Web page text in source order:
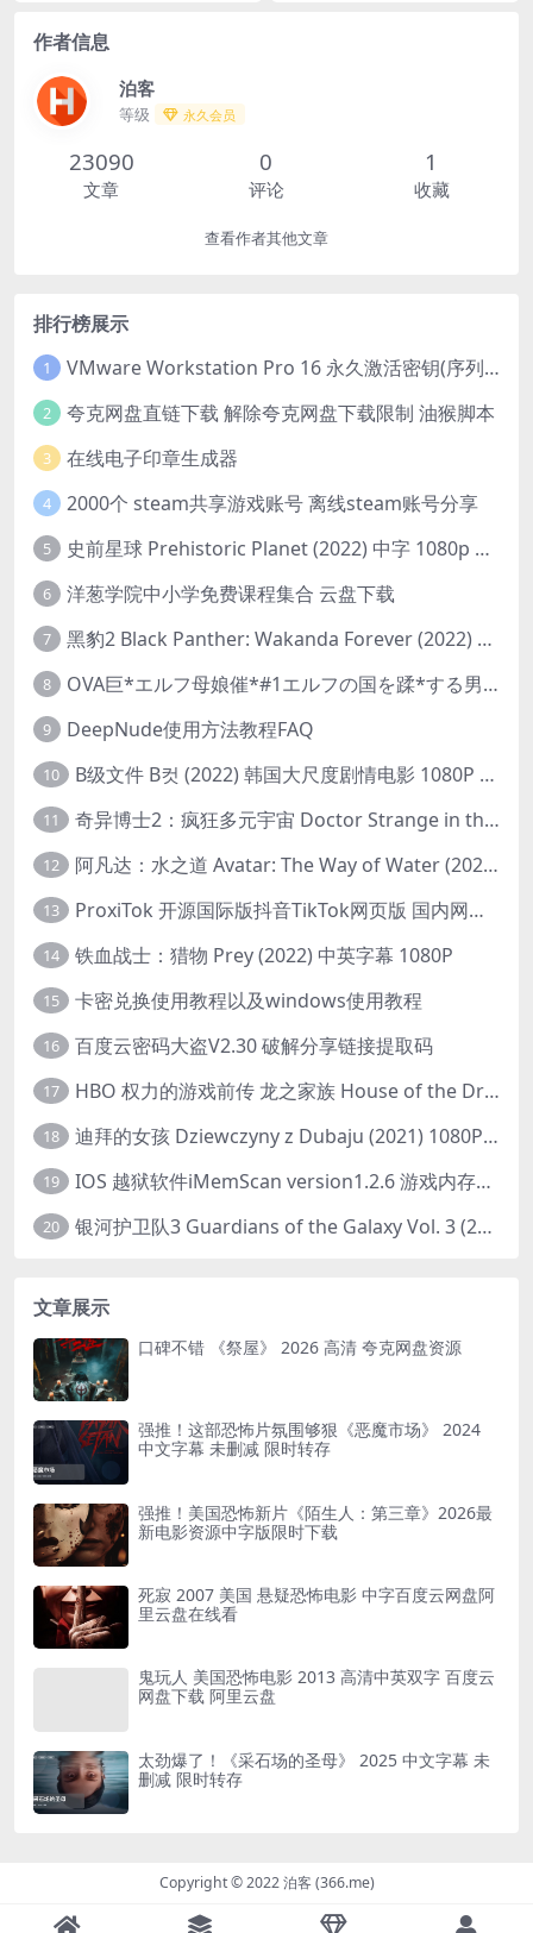
作者信息
泊客
等级 永久会员
23090
文章
0
评论
1
收藏
查看作者其他文章
排行榜展示
1 VMware Workstation Pro 16 永久激活密钥(序列号)
2 夸克网盘直链下载 解除夸克网盘下载限制 油猴脚本
3 在线电子印章生成器
4 2000个 steam共享游戏账号 离线steam账号分享
5 史前星球 Prehistoric Planet (2022) 中字 1080p 高清 阿里云盘 2022.5.27已更新全集
6 洋葱学院中小学免费课程集合 云盘下载
7 黑豹2 Black Panther: Wakanda Forever (2022) 高清版
8 OVA巨*エルフ母娘催*#1エルフの国を蹂*する男。汚された女王と姫
9 DeepNude使用方法教程FAQ
10 B级文件 B컷 (2022) 韩国大尺度剧情电影 1080P 中字
11 奇异博士2：疯狂多元宇宙 Doctor Strange in the Multiverse of Madness (2022) 高清版1080p
12 阿凡达：水之道 Avatar: The Way of Water (2022) 1080p 2k 4k 中文字幕
13 ProxiTok 开源国际版抖音TikTok网页版 国内网络直连
14 铁血战士：猎物 Prey (2022) 中英字幕 1080P
15 卡密兑换使用教程以及windows使用教程
16 百度云密码大盗V2.30 破解分享链接提取码
17 HBO 权力的游戏前传 龙之家族 House of the Dragon (2022) 中字 1080P 更新4集
18 迪拜的女孩 Dziewczyny z Dubaju (2021) 1080P 中字
19 IOS 越狱软件iMemScan version1.2.6 游戏内存修改器
20 银河护卫队3 Guardians of the Galaxy Vol. 3 (2023)4K高清资源1080p只分享精品
文章展示
口碑不错 《祭屋》 2026 高清 夸克网盘资源
强推！这部恐怖片氛围够狠《恶魔市场》 2024
中文字幕 未删减 限时转存
强推！美国恐怖新片《陌生人：第三章》2026最
新电影资源中字版限时下载
死寂 2007 美国 悬疑恐怖电影 中字百度云网盘阿
里云盘在线看
鬼玩人 美国恐怖电影 2013 高清中英双字 百度云
网盘下载 阿里云盘
太劲爆了！《采石场的圣母》 2025 中文字幕 未
删减 限时转存
Copyright © 2022 泊客 (366.me)